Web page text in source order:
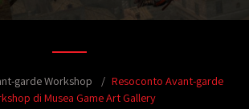
garde Workshop
Resoconto Avant-garde
di Musea Game Art Gallery